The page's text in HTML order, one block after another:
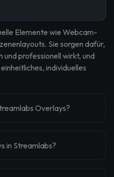
Elemente wie Webcam-
Sie sorgen dafür,
und professionell wirkt, und
individuelles
Overlays?
in Streamlabs?